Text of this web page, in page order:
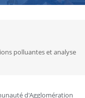
polluantes et analyse
d'Agglomération